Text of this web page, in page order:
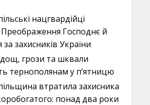
нацгвардійці
Преображення Господнє й
захисників України
грози та шквали
тернополянам у п’ятницю
втратила захисника
понад два роки